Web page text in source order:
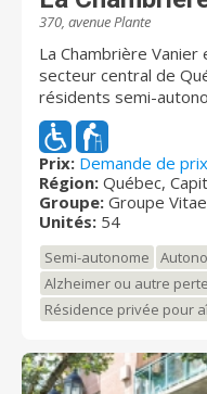
370, avenue Plante
La Chambrière
secteur central de
résidents semi-
spécialement
besoins de soins complets. La résidence
hébergement long
stimulant favorisant
respect. Les services
l’équipe en place
santé, la sécurité et
offre des services et
une ambiance sereine
Prix: Demande de prix
Région: Québec,
Groupe: Groupe Vitae
Unités: 54
Semi-autonome
Alzheimer ou autre
Résidence privée pour